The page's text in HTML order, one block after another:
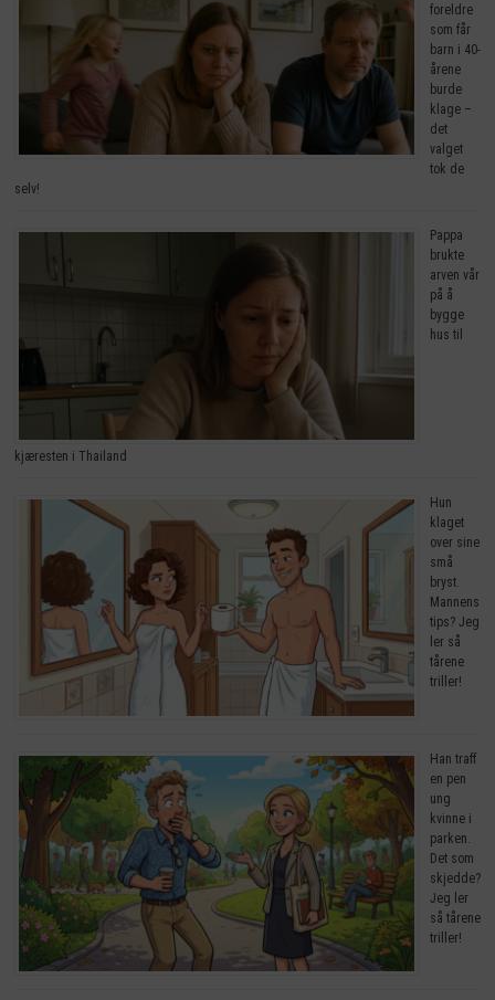
foreldre
som får
barn i 40-
årene
burde
klage –
det
valget
tok de
selv!
Pappa
brukte
arven vår
på å
bygge
hus til
kjæresten i Thailand
Hun
klaget
over sine
små
bryst.
Mannens
tips? Jeg
ler så
tårene
triller!
Han traff
en pen
ung
kvinne i
parken.
Det som
skjedde?
Jeg ler
så tårene
triller!